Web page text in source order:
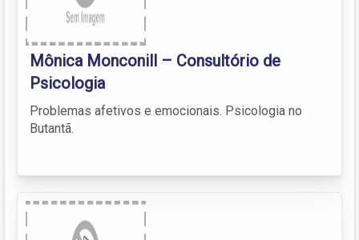
Mônica Monconill – Consultório de
Psicologia
Problemas afetivos e emocionais. Psicologia no
Butantã.